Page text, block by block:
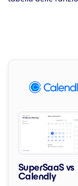
SuperSaaS vs
Calendly